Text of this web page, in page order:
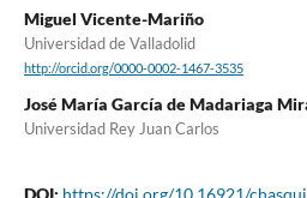
Miguel Vicente-Mariño
Universidad de Valladolid
http://orcid.org/0000-0002-1467-3535
José María García de Madariaga
Universidad Rey Juan Carlos